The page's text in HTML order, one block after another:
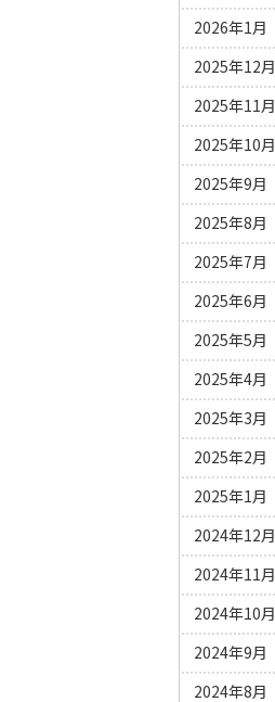
2026年1月
2025年12月
2025年11月
2025年10月
2025年9月
2025年8月
2025年7月
2025年6月
2025年5月
2025年4月
2025年3月
2025年2月
2025年1月
2024年12月
2024年11月
2024年10月
2024年9月
2024年8月